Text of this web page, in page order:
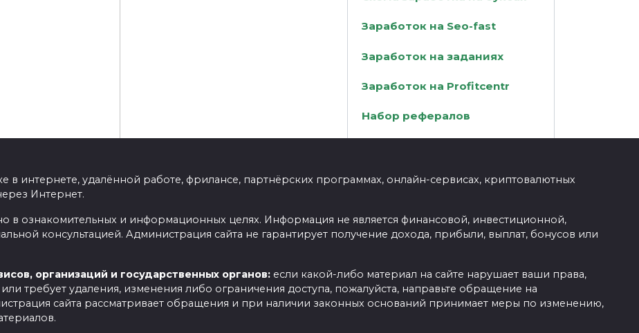
сервисах в
чеки, карты
новый развод от маркетологов и даже не
Заработок на Seo-fast
Заработок на заданиях
Заработок на Profitcentr
Набор рефералов
в интернете, удалённой работе, фрилансе, партнёрских программах, онлайн-сервисах, криптовалютных
Интернет.
в ознакомительных и информационных целях. Информация не является финансовой, инвестиционной,
консультацией. Администрация сайта не гарантирует получение дохода, прибыли, выплат, бонусов или
организаций и государственных органов: если какой-либо материал на сайте нарушает ваши права,
требует удаления, изменения либо ограничения доступа, пожалуйста, направьте обращение на
сайта рассматривает обращения и при наличии законных оснований принимает меры по изменению,